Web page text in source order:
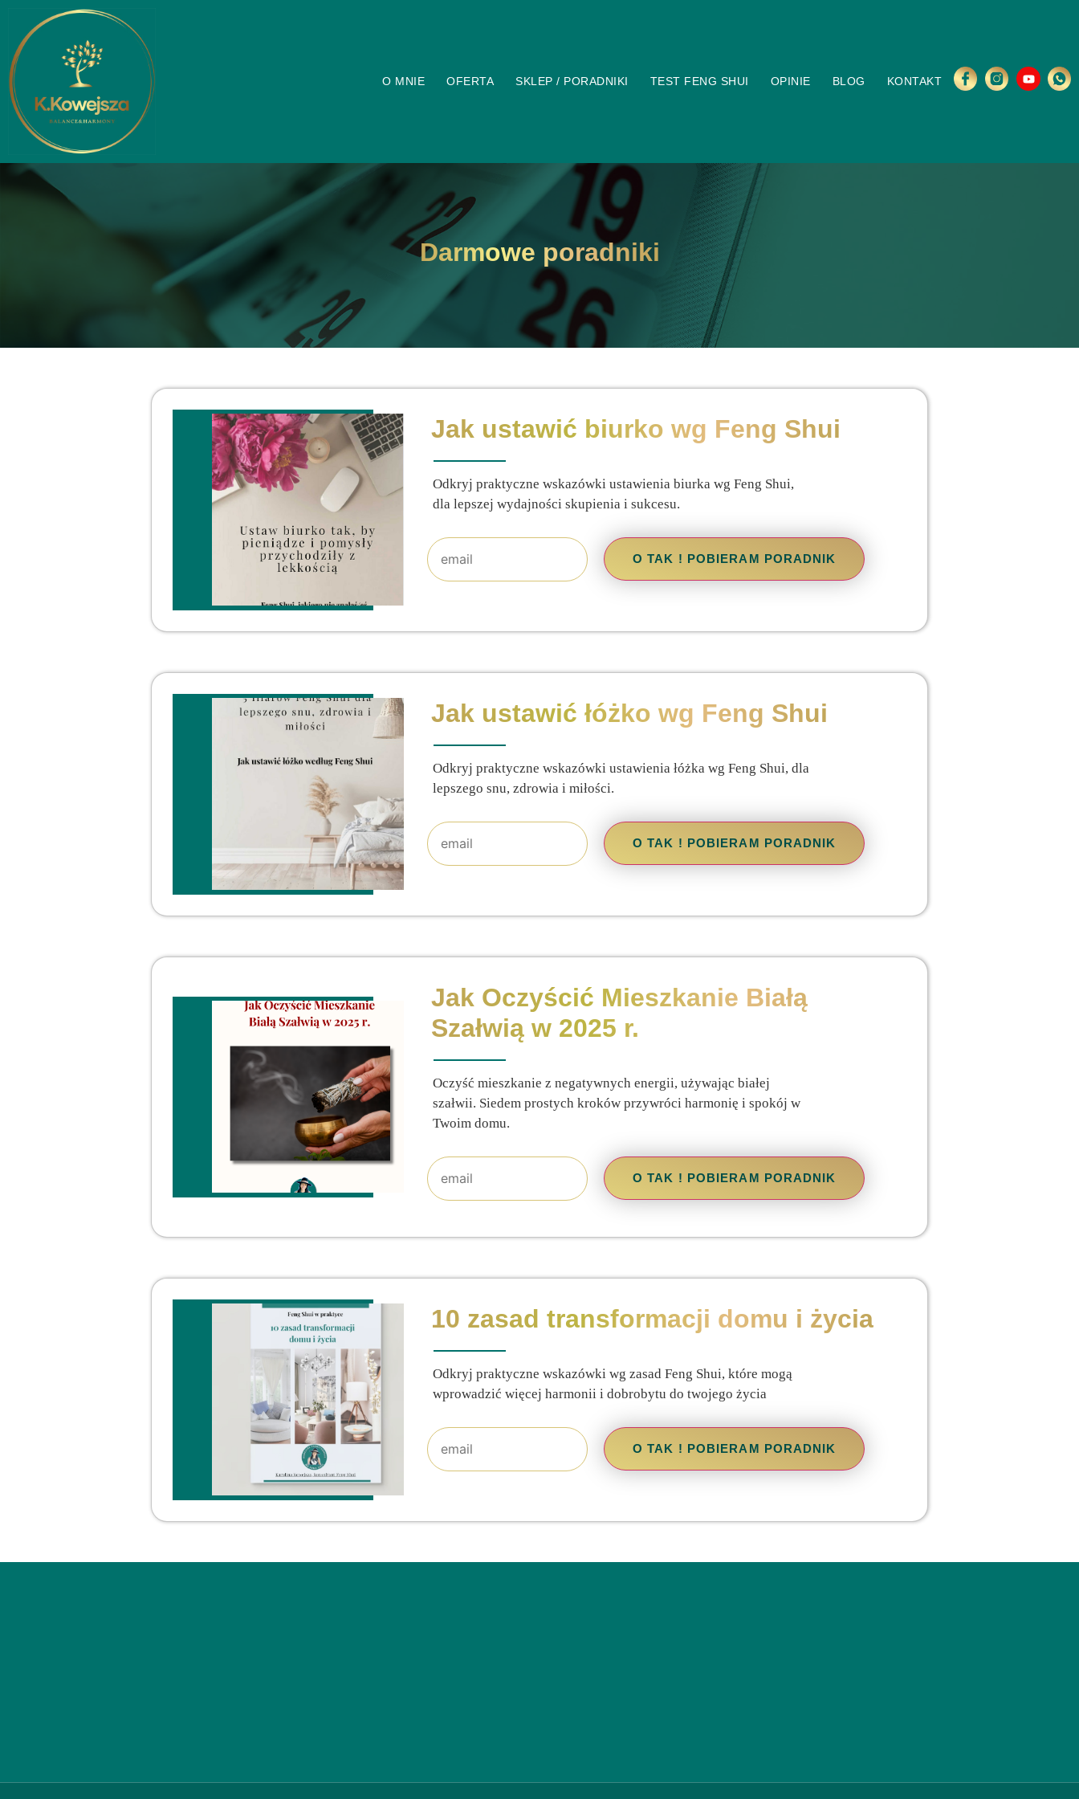
O MNIE OFERTA SKLEP / PORADNIKI TEST FENG SHUI OPINIE BLOG KONTAKT
Darmowe poradniki
Jak ustawić biurko wg Feng Shui
Odkryj praktyczne wskazówki ustawienia biurka wg Feng Shui,
dla lepszej wydajności skupienia i sukcesu.
O TAK ! POBIERAM PORADNIK
Jak ustawić łóżko wg Feng Shui
Odkryj praktyczne wskazówki ustawienia łóżka wg Feng Shui, dla
lepszego snu, zdrowia i miłości.
O TAK ! POBIERAM PORADNIK
Jak Oczyścić Mieszkanie Białą
Szałwią w 2025 r.
Oczyść mieszkanie z negatywnych energii, używając białej
szałwii. Siedem prostych kroków przywróci harmonię i spokój w
Twoim domu.
O TAK ! POBIERAM PORADNIK
10 zasad transformacji domu i życia
Odkryj praktyczne wskazówki wg zasad Feng Shui, które mogą
wprowadzić więcej harmonii i dobrobytu do twojego życia
O TAK ! POBIERAM PORADNIK